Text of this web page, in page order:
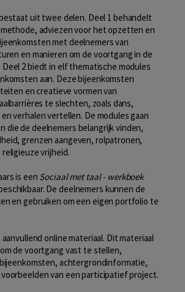
uit twee delen. Deel 1 behandelt
adviezen voor het opzetten en
met deelnemers van
en manieren om de voortgang in de
2 biedt in elf thematische modules
aan. Deze bijeenkomsten
en creatieve vormen van
te slechten, zoals dans,
verhalen vertellen. De modules gaan
die de deelnemers belangrijk vinden,
grenzen aangeven, rolpatronen,
vrijheid.
is een Sociaal met taal - werkboek
De deelnemers kunnen de
en gebruiken om een eigen portfolio te
online materiaal. Dit materiaal
de voortgang vast te stellen,
achtergrondinformatie,
van een participatief project.